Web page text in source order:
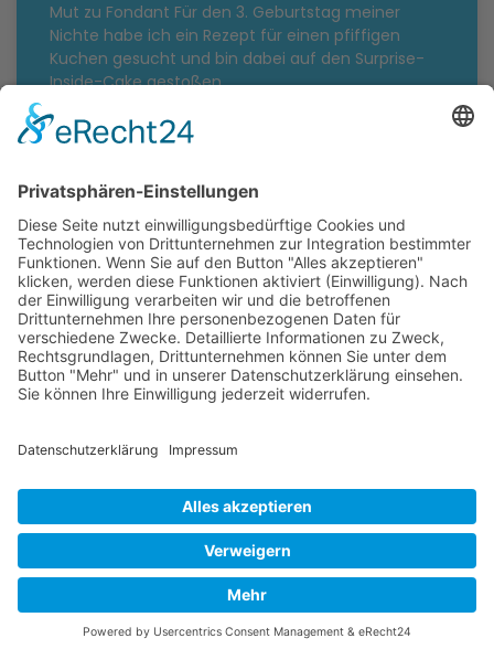
Mut zu Fondant Für den 3. Geburtstag meiner
Nichte habe ich ein Rezept für einen pfiffigen
Kuchen gesucht und bin dabei auf den Surprise-
Inside-Cake gestoßen.
FOLGE MIR
Instagram
BLOGLOVIN`
DatenschutzImpressum